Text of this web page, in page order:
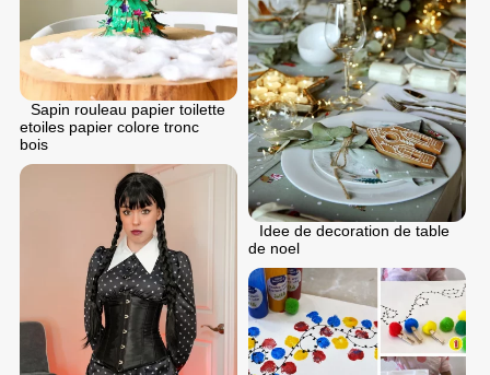
Sapin rouleau papier toilette
etoiles papier colore tronc
bois
Idee de decoration de table
de noel